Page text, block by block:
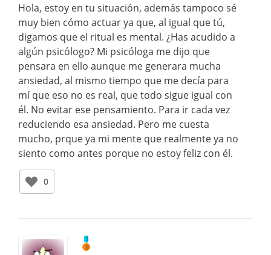
Hola, estoy en tu situación, además tampoco sé
muy bien cómo actuar ya que, al igual que tú,
digamos que el ritual es mental. ¿Has acudido a
algún psicólogo? Mi psicóloga me dijo que
pensara en ello aunque me generara mucha
ansiedad, al mismo tiempo que me decía para
mí que eso no es real, que todo sigue igual con
él. No evitar ese pensamiento. Para ir cada vez
reduciendo esa ansiedad. Pero me cuesta
mucho, prque ya mi mente que realmente ya no
siento como antes porque no estoy feliz con él.
0